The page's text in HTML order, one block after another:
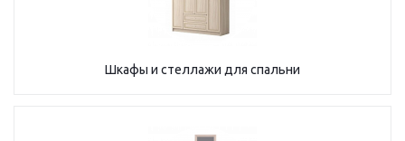
Шкафы и стеллажи для спальни